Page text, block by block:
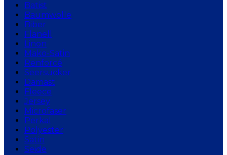
Batist
Baumwolle
Biber
Flanell
Linon
Mako-Satin
Renforcé
Seersucker
Damast
Fleece
Jersey
Microfaser
Perkal
Polyester
Satin
Seide